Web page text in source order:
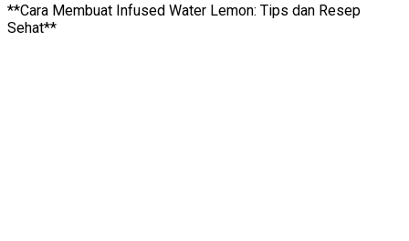
**Cara Membuat Infused Water Lemon: Tips dan Resep
Sehat**